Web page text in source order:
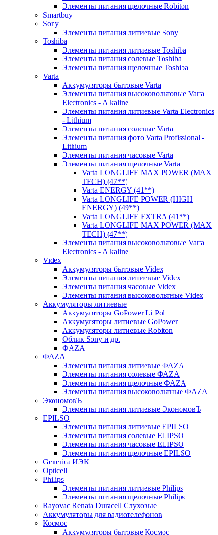
Элементы питания щелочные Robiton
Smartbuy
Sony
Элементы питания литиевые Sony
Toshiba
Элементы питания литиевые Toshiba
Элементы питания солевые Toshiba
Элементы питания щелочные Toshiba
Varta
Аккумуляторы бытовые Varta
Элементы питания высоковольтовые Varta
Electronics - Alkaline
Элементы питания литиевые Varta Electronics
- Lithium
Элементы питания солевые Varta
Элементы питания фото Varta Profissional -
Lithium
Элементы питания часовые Varta
Элементы питания щелочные Varta
Varta LONGLIFE MAX POWER (MAX
TECH) (47**)
Varta ENERGY (41**)
Varta LONGLIFE POWER (HIGH
ENERGY) (49**)
Varta LONGLIFE EXTRA (41**)
Varta LONGLIFE MAX POWER (MAX
TECH) (47**)
Элементы питания высоковольтовые Varta
Electronics - Alkaline
Videx
Аккумуляторы бытовые Videx
Элементы питания литиевые Videx
Элементы питания часовые Videx
Элементы питания высоковольтные Videx
Аккумуляторы литиевые
Аккумуляторы GoPower Li-Pol
Аккумуляторы литиевые GoPower
Аккумуляторы литиевые Robiton
Облик Sony и др.
ФAZA
ФАZA
Элементы питания литиевые ФАZА
Элементы питания солевые ФАZА
Элементы питания щелочные ФАZА
Элементы питания высоковольтные ФAZA
ЭкономовЪ
Элементы питания литиевые ЭкономовЪ
EPILSO
Элементы питания литиевые EPILSO
Элементы питания солевые ELIPSO
Элементы питания часовые ELIPSO
Элементы питания щелочные EPILSO
Generica ИЭК
Opticell
Philips
Элементы питания литиевые Philips
Элементы питания щелочные Philips
Rayovac Renata Duracell Слуховые
Аккумуляторы для радиотелефонов
Космос
Аккумуляторы бытовые Космос